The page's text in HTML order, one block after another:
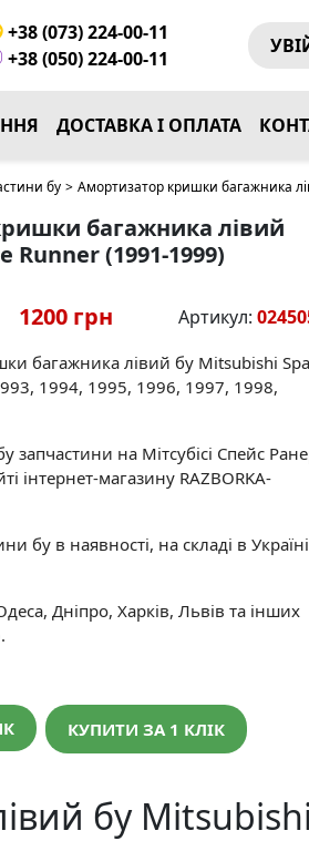
+38 (073) 224-00-11
+38 (050) 224-00-11
ДОСТАВКА І ОПЛАТА
бу > Амортизатор кришки багажника
багажника лівий
Runner (1991-1999)
1200 грн Артикул:
багажника лівий бу Mitsubishi
1994, 1995, 1996, 1997, 1998,
запчастини на Мітсубісі Спейс
інтернет-магазину RAZBORKA-
бу в наявності, на складі в
Дніпро, Харків, Львів та інших
КУПИТИ ЗА 1 КЛIК
бу